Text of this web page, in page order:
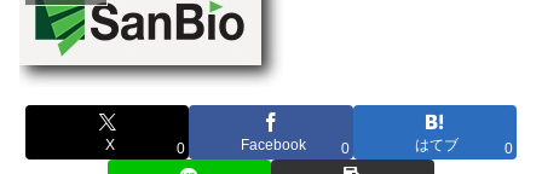
X 0 Facebook 0 はてブ 0